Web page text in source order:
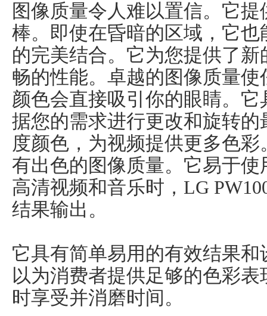
图像质量令人难以置信。它
棒。即使在昏暗的区域，它
的完美结合。它为您提供了
畅的性能。卓越的图像质量
颜色会直接吸引你的眼睛。
据您的需求进行更改和旋转
度颜色，为视频提供更多色
有出色的图像质量。它易于
高清视频和音乐时，LG
结果输出。
它具有简单易用的有效结果
以为消费者提供足够的色彩
时享受并消磨时间。